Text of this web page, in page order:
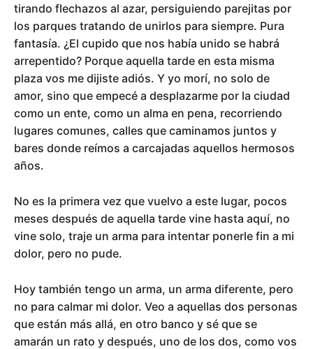
tirando flechazos al azar, persiguiendo parejitas por
los parques tratando de unirlos para siempre. Pura
fantasía. ¿El cupido que nos había unido se habrá
arrepentido? Porque aquella tarde en esta misma
plaza vos me dijiste adiós. Y yo morí, no solo de
amor, sino que empecé a desplazarme por la ciudad
como un ente, como un alma en pena, recorriendo
lugares comunes, calles que caminamos juntos y
bares donde reímos a carcajadas aquellos hermosos
años.
No es la primera vez que vuelvo a este lugar, pocos
meses después de aquella tarde vine hasta aquí, no
vine solo, traje un arma para intentar ponerle fin a mi
dolor, pero no pude.
Hoy también tengo un arma, un arma diferente, pero
no para calmar mi dolor. Veo a aquellas dos personas
que están más allá, en otro banco y sé que se
amarán un rato y después, uno de los dos, como vos